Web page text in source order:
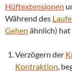
Hüftextensionen
Während des
Gehen ähnlich) hat
Verzögern der
Kontraktion,